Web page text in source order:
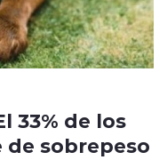
33% de los
sobrepeso